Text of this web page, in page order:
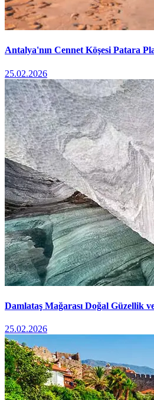
Antalya'nın Cennet Köşesi Patara
25.02.2026
Damlataş Mağarası Doğal Güzellik
25.02.2026